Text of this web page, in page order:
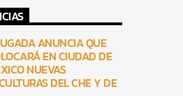
ANUNCIA QUE
EN CIUDAD DE
NUEVAS
DEL CHE Y DE